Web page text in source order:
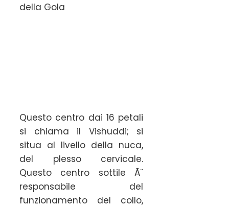
della Gola
Questo centro dai 16 petali
si chiama il Vishuddi; si
situa al livello della nuca,
del plesso cervicale.
Questo centro sottile Ã¨
responsabile del
funzionamento del collo,